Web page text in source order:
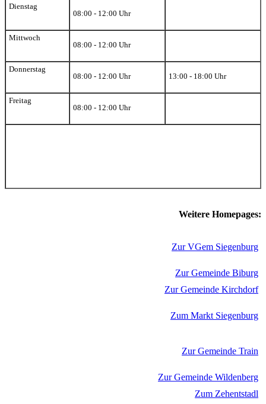
Dienstag
08:00 - 12:00 Uhr
Mittwoch
08:00 - 12:00 Uhr
Donnerstag
08:00 - 12:00 Uhr
13:00 - 18:00 Uhr
Freitag
08:00 - 12:00 Uhr
Weitere Homepages:
Zur VGem Siegenburg
Zur Gemeinde Biburg
Zur Gemeinde Kirchdorf
Zum Markt Siegenburg
Zur Gemeinde Train
Zur Gemeinde Wildenberg
Zum Zehentstadl